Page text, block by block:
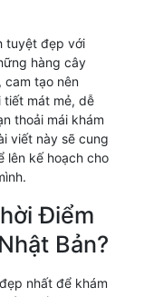
tuyệt đẹp với
hàng cây
cam tạo nên
tiết mát mẻ, dễ
thoải mái khám
viết này sẽ cung
lên kế hoạch cho
Điểm
Bản?
nhất để khám